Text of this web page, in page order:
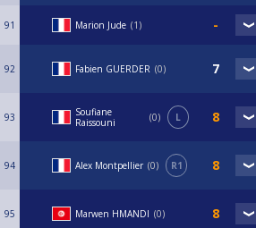
91 Marion Jude 1
92 Fabien GUERDER 0
93
Soufiane
Raissouni
0 L
94 Alex Montpellier 0 R1
95 Marwen HMANDI 0